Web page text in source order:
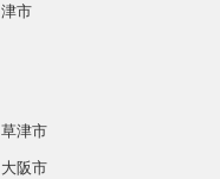
津市
草津市
大阪市